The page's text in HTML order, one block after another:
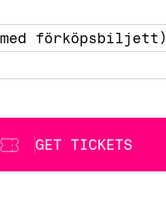
förköpsbiljett)
GET TICKETS